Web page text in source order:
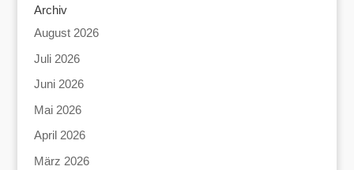
Archiv
August 2026
Juli 2026
Juni 2026
Mai 2026
April 2026
März 2026